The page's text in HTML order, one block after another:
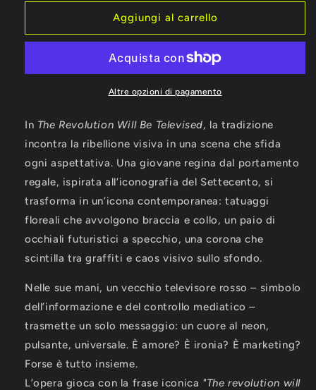
Revolution
Televised
The
Revolution
Be
Televised
Aggiungi al carrello
Altre opzioni di pagamento
In The Revolution Will Be Televised, la tradizione
incontra la ribellione visiva in una scena che sfida
ogni aspettativa. Una giovane regina dal portamento
regale, ispirata all’iconografia del Settecento, si
trasforma in un’icona contemporanea: tatuaggi
floreali che avvolgono braccia e collo, un paio di
occhiali futuristici a specchio, una corona che
scintilla tra graffiti e caos visivo sullo sfondo.
Nelle sue mani, un vecchio televisore rosso – simbolo
dell’informazione e del controllo mediatico –
trasmette un solo messaggio: un cuore al neon,
pulsante, universale. È amore? È ironia? È marketing?
Forse è tutto insieme.
L’opera gioca con la frase iconica "The revolution will